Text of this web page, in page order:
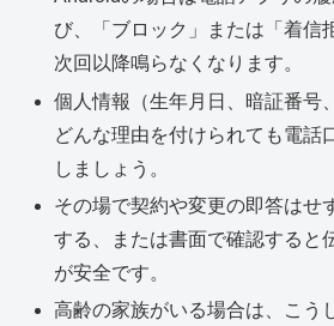
び、「ブロック」または「着信
次回以降鳴らなくなります。
個人情報（生年月日、暗証番号
どんな理由を付けられても電話
しましょう。
その場で契約や変更の即答はせ
する、または書面で確認すると
が安全です。
高齢の家族がいる場合は、こう